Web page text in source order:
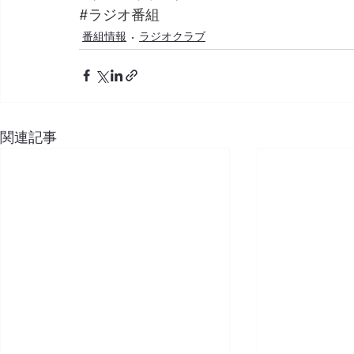
#ラジオ番組
番組情報 ラジオクラブ
関連記事